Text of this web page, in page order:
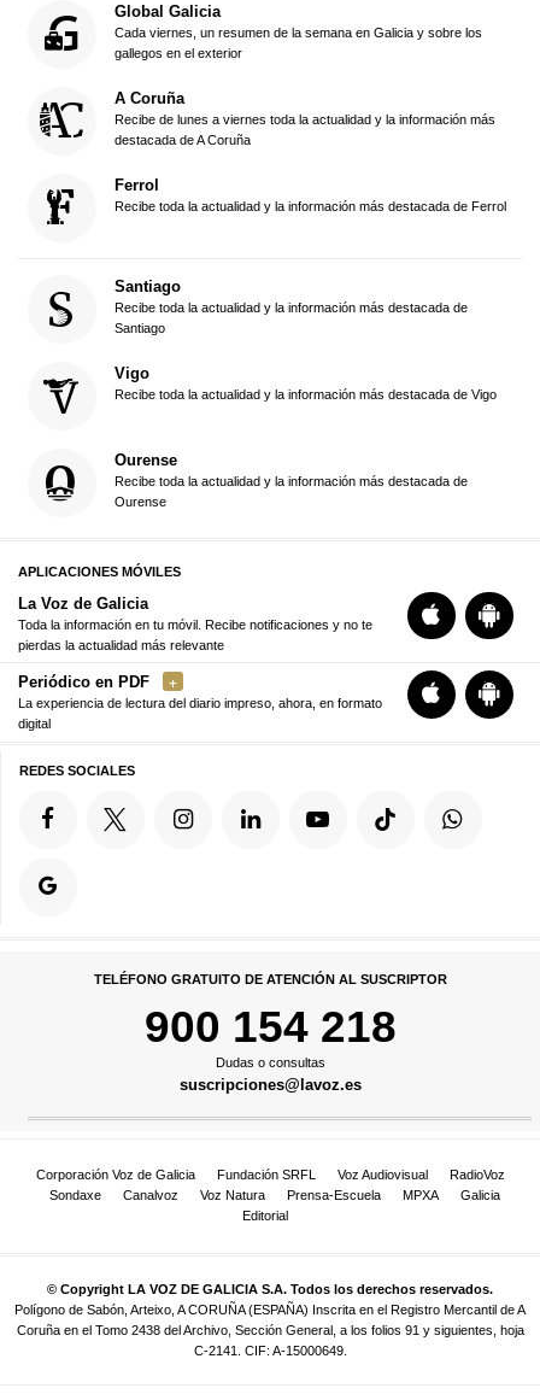
Global Galicia
Cada viernes, un resumen de la semana en Galicia y sobre los
gallegos en el exterior
A Coruña
Recibe de lunes a viernes toda la actualidad y la información más
destacada de A Coruña
Ferrol
Recibe toda la actualidad y la información más destacada de Ferrol
Santiago
Recibe toda la actualidad y la información más destacada de
Santiago
Vigo
Recibe toda la actualidad y la información más destacada de Vigo
Ourense
Recibe toda la actualidad y la información más destacada de
Ourense
APLICACIONES MÓVILES
La Voz de Galicia
Toda la información en tu móvil. Recibe notificaciones y no te
pierdas la actualidad más relevante
Periódico en PDF
La experiencia de lectura del diario impreso, ahora, en formato
digital
REDES SOCIALES
TELÉFONO GRATUITO DE ATENCIÓN AL SUSCRIPTOR
900 154 218
Dudas o consultas
suscripciones@lavoz.es
Corporación Voz de Galicia Fundación SRFL Voz Audiovisual
RadioVoz
Sondaxe
Canalvoz Voz Natura Prensa-Escuela MPXA
Galicia
Editorial
© Copyright LA VOZ DE GALICIA S.A. Todos los derechos reservados.
Polígono de Sabón, Arteixo, A CORUÑA (ESPAÑA) Inscrita en el Registro Mercantil de A
Coruña en el Tomo 2438 del Archivo, Sección General, a los folios 91 y siguientes, hoja
C-2141. CIF: A-15000649.